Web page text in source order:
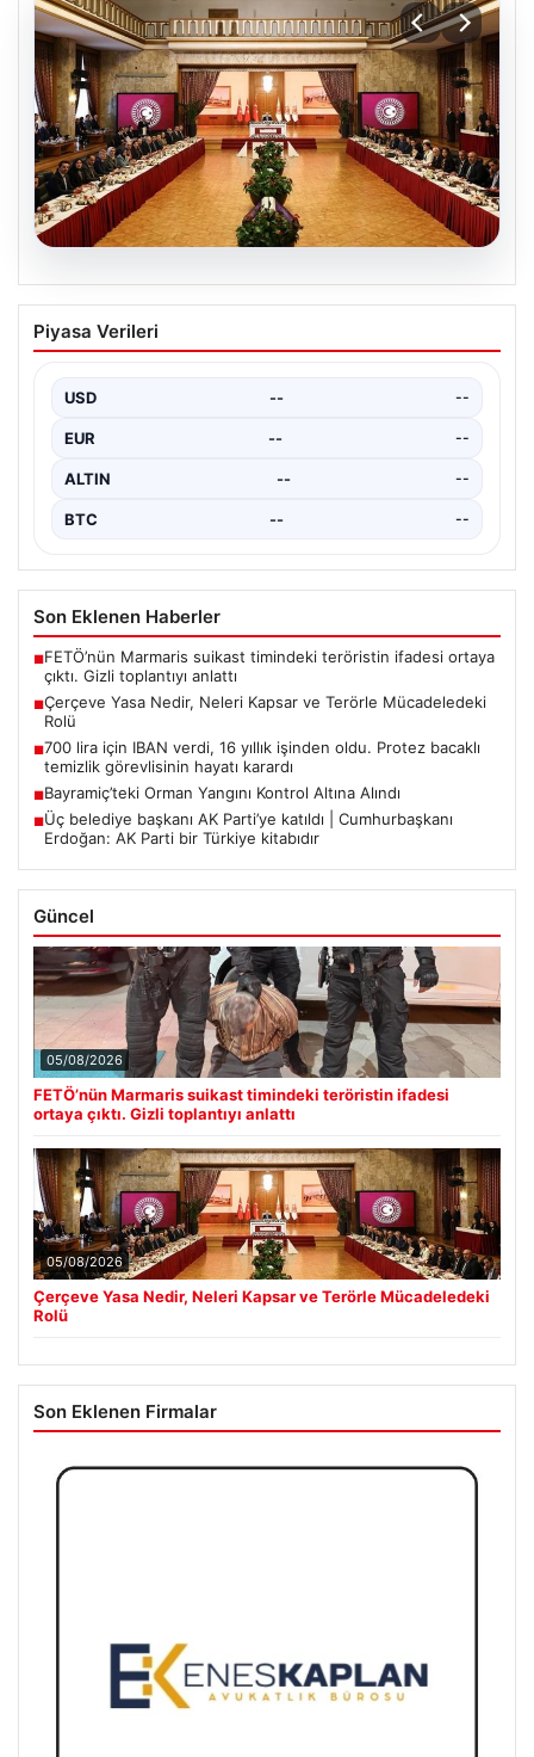
Çerçeve Yasa Nedir, Neleri Kapsar ve
Terörle Mücadeledeki Rolü
tutan çerçeve yasa, temel olarak toplumsal…
Piyasa Verileri
USD -- --
EUR -- --
ALTIN -- --
BTC -- --
Son Eklenen Haberler
■FETÖ’nün Marmaris suikast timindeki teröristin ifadesi ortaya
çıktı. Gizli toplantıyı anlattı
■Çerçeve Yasa Nedir, Neleri Kapsar ve Terörle Mücadeledeki
Rolü
■700 lira için IBAN verdi, 16 yıllık işinden oldu. Protez bacaklı
temizlik görevlisinin hayatı karardı
■Bayramiç’teki Orman Yangını Kontrol Altına Alındı
■Üç belediye başkanı AK Parti’ye katıldı | Cumhurbaşkanı
Erdoğan: AK Parti bir Türkiye kitabıdır
Güncel
05/08/2026
FETÖ’nün Marmaris suikast timindeki teröristin ifadesi
ortaya çıktı. Gizli toplantıyı anlattı
05/08/2026
Çerçeve Yasa Nedir, Neleri Kapsar ve Terörle Mücadeledeki
Rolü
Son Eklenen Firmalar